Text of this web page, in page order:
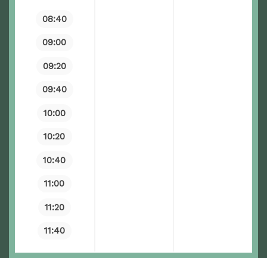
08:40
09:00
09:20
09:40
10:00
10:20
10:40
11:00
11:20
11:40